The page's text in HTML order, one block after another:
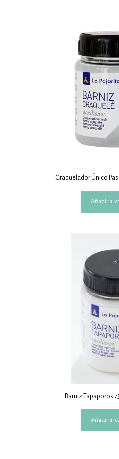
Craquelador Único
Añadir al
Barniz Tapaporos
Añadir al